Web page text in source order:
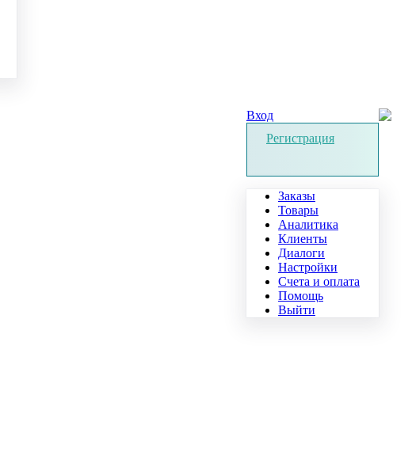
Вход
Регистрация
Заказы
Товары
Аналитика
Клиенты
Диалоги
Настройки
Счета и оплата
Помощь
Выйти